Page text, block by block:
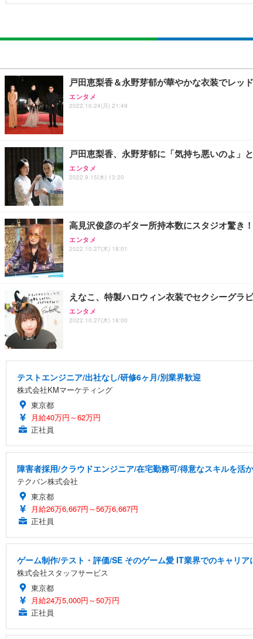
戸田恵梨香＆永野芽郁が華やかな衣装でレッ
エンタメ
2022.10.24(月) 21:49
戸田恵梨香、永野芽郁に「気持ち悪いのよ」
エンタメ
2022.9.15(木) 13:20
高見沢俊彦のギター所持本数にスタジオ驚
エンタメ
2022.10.27(木) 18:01
えなこ、特製ハロウィン衣装でセクシーグラビ
エンタメ
2022.10.27(木) 18:00
テストエンジニア/出社なし/研修6ヶ月/別業界歓迎
株式会社KMマーケティング
東京都
月給40万円～62万円
正社員
障害者採用/クラウドエンジニア/在宅勤務可/得意なスキルを活
テクバン株式会社
東京都
月給26万6,667円～56万6,667円
正社員
ゲーム制作/テスト・評価/SE そのゲーム愛 IT業界でのキャリア
株式会社スタッフサービス
東京都
月給24万5,000円～50万円
正社員